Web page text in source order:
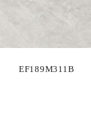
EF189M311B